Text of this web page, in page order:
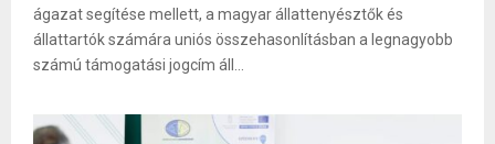
ágazat segítése mellett, a magyar állattenyésztők és
állattartók számára uniós összehasonlításban a legnagyobb
számú támogatási jogcím áll...